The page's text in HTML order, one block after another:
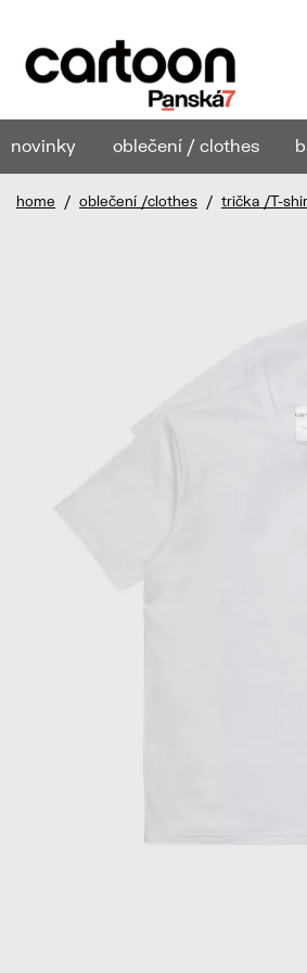
novinky oblečení / clothes
home / oblečení /clothes / trička /T-